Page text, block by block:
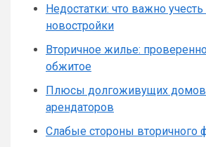
Недостатки: что важно
новостройки
Вторичное жилье:
обжитое
Плюсы долгоживущих
арендаторов
Слабые стороны вторичного